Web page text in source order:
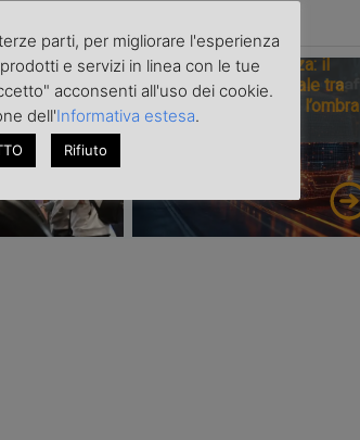
2026: a
del
logistica fa
Il costo dell’incertezza: il
trasporto internazionale tra
scarsità di capacità e l’ombra
del conflitto
parti, per migliorare l'esperienza
e servizi in linea con le tue
acconsenti all'uso dei cookie.
dell'Informativa estesa.
Rifiuto